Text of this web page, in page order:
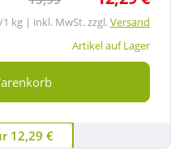
1 kg | inkl. MwSt. zzgl.Versand
Artikel auf Lager
12,29 €